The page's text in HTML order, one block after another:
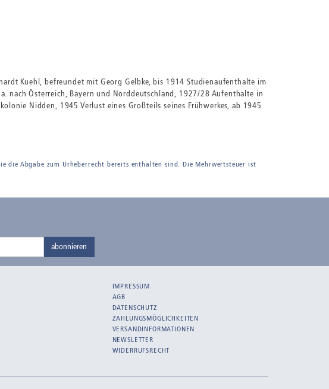
Kuehl, befreundet mit Georg Gelbke, bis 1914 Studienaufenthalte im
nach Österreich, Bayern und Norddeutschland, 1927/28 Aufenthalte in
Nidden, 1945 Verlust eines Großteils seines Frühwerkes, ab 1945
die Abgabe zum Urheberrecht bereits enthalten sind. Die Mehrwertsteuer ist
abonnieren
IMPRESSUM
AGB
DATENSCHUTZ
ZAHLUNGSMÖGLICHKEITEN
VERSANDINFORMATIONEN
NEWSLETTER
WIDERRUFSRECHT